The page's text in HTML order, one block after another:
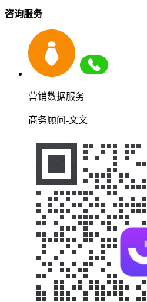
咨询服务
营销数据服务
商务顾问-文文